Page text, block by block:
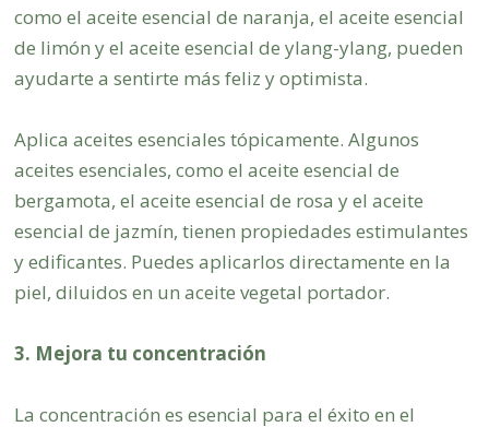
como el aceite esencial de naranja, el aceite esencial
de limón y el aceite esencial de ylang-ylang, pueden
ayudarte a sentirte más feliz y optimista.
Aplica aceites esenciales tópicamente. Algunos
aceites esenciales, como el aceite esencial de
bergamota, el aceite esencial de rosa y el aceite
esencial de jazmín, tienen propiedades estimulantes
y edificantes. Puedes aplicarlos directamente en la
piel, diluidos en un aceite vegetal portador.
3. Mejora tu concentración
La concentración es esencial para el éxito en el